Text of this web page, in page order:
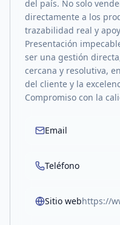
del país. No solo
directamente a los
trazabilidad real y
Presentación
ser una gestión
cercana y resolutiva,
del cliente y la
Compromiso con la
Email
Teléfono
Sitio web